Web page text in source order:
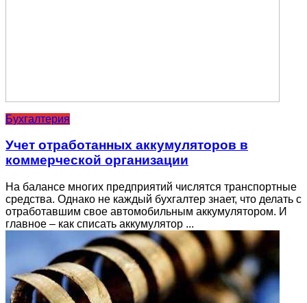
Бухгалтерия
Учет отработанных аккумуляторов в
коммерческой организации
На балансе многих предприятий числятся транспортные
средства. Однако не каждый бухгалтер знает, что делать с
отработавшим свое автомобильным аккумулятором. И
главное – как списать аккумулятор ...